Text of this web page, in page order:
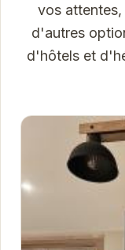
vos
d'autres
d'hôtels et